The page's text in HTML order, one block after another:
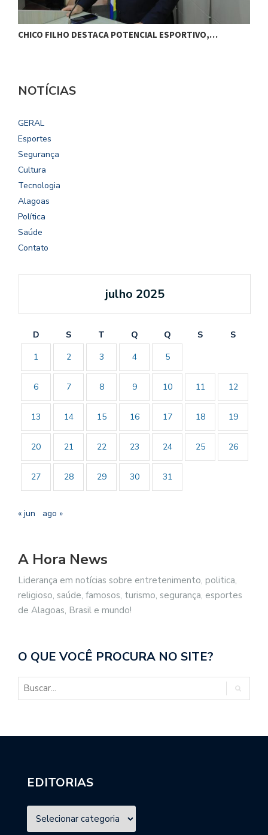
CHICO FILHO DESTACA POTENCIAL ESPORTIVO,…
NOTÍCIAS
GERAL
Esportes
Segurança
Cultura
Tecnologia
Alagoas
Política
Saúde
Contato
julho 2025
D S T Q Q S
S
1
2 3 4 5
6 7 8 9 10 11 12
13 14 15 16 17 18 19
20 21 22 23 24 25 26
27 28 29 30 31
« jun ago »
A Hora News
Liderança em notícias sobre entretenimento, politica,
religioso, saúde, famosos, turismo, segurança, esportes
de Alagoas, Brasil e mundo!
O QUE VOCÊ PROCURA NO SITE?
EDITORIAS